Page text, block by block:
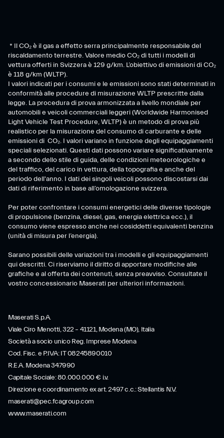
* Il CO₂ è il gas a effetto serra principalmente responsabile del
riscaldamento terrestre. Valore medio CO₂ di tutti i modelli di
vettura offerti in Svizzera è 129 g/km. L’obiettivo di emissioni di CO₂
è 118 g/km (WLTP).
I valori indicati per i consumi e le emissioni sono stati determinati in
conformità alle procedure di misurazione WLTP prescritte dalla
legge. La procedura di prova armonizzata a livello mondiale per
automobili e veicoli commerciali leggeri (Worldwide Harmonised
Light Vehicle Test Procedure, WLTP) è un metodo di prova più
realistico per la misurazione del consumo di carburante e delle
emissioni di CO₂. I valori variano in funzione degli equipaggiamenti
speciali selezionati. Questi dati possono variare significativamente
a secondo dello stile di guida, delle condizioni meteorologiche e
del traffico, del carico in vettura, della topografia e anche del
periodo dell'anno. I dati dei singoli veicoli possono discostarsi dai
dati di riferimento in base all’omologazione svizzera.
Per poter confrontare i consumi energetici delle diverse tipologie
di propulsione (benzina, diesel, gas, energia elettrica ecc.), il
consumo viene espresso anche nei cosiddetti equivalenti benzina
(unità di misura per l’energia).
Sarano possibili delle variazioni tra i modelli e gli equipaggiamenti
qui descritti. Ci riserviamo il diritto di apportare modifiche alle
grafiche e al offerta dei contenuti, senza preavviso. Consultate il
vostro concessionario Maserati per ulteriori informazioni.
Maserati S.p.A.
Viale Ciro Menotti, 322 – 41121, Modena (MO), Italia
Società a socio unico Reg. Imprese Modena
Cod. Fisc. e P.IVA: IT 08245890010
R.E.A. Modena 347990
Capitale Sociale: 80.000.000 € i.v.
Direzione e coordinamento ex art. 2497 c.c.: Stellantis N.V.
maserati@pec.fcagroup.com
www.maserati.com